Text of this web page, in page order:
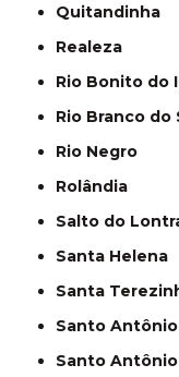
Quitandinha
Realeza
Rio Bonito do
Rio Branco do
Rio Negro
Rolândia
Salto do
Santa Helena
Santa
Santo
Santo